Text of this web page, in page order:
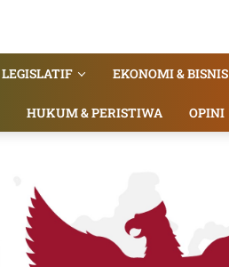
LEGISLATIF EKONOMI & BISNIS
HUKUM & PERISTIWA OPINI